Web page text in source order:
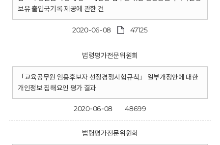
보유 출입국기록 제공에 관한 건
2020-06-08 47125
법령평가전문위원회
「교육공무원 임용후보자 선정경쟁시험규칙」 일부개정안에 대한
개인정보 침해요인 평가 결과
2020-06-08 48699
법령평가전문위원회